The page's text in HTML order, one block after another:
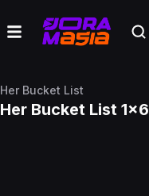
Her Bucket List
Her Bucket List 1x6